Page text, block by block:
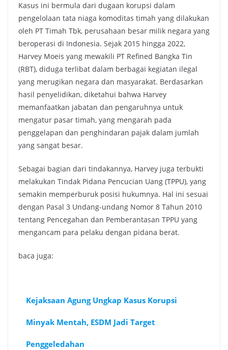
Kasus ini bermula dari dugaan korupsi dalam
pengelolaan tata niaga komoditas timah yang dilakukan
oleh PT Timah Tbk, perusahaan besar milik negara yang
beroperasi di Indonesia. Sejak 2015 hingga 2022,
Harvey Moeis yang mewakili PT Refined Bangka Tin
(RBT), diduga terlibat dalam berbagai kegiatan ilegal
yang merugikan negara dan masyarakat. Berdasarkan
hasil penyelidikan, diketahui bahwa Harvey
memanfaatkan jabatan dan pengaruhnya untuk
mengatur pasar timah, yang mengarah pada
penggelapan dan penghindaran pajak dalam jumlah
yang sangat besar.
Sebagai bagian dari tindakannya, Harvey juga terbukti
melakukan Tindak Pidana Pencucian Uang (TPPU), yang
semakin memperburuk posisi hukumnya. Hal ini sesuai
dengan Pasal 3 Undang-undang Nomor 8 Tahun 2010
tentang Pencegahan dan Pemberantasan TPPU yang
mengancam para pelaku dengan pidana berat.
baca juga:
Kejaksaan Agung Ungkap Kasus Korupsi
Minyak Mentah, ESDM Jadi Target
Penggeledahan